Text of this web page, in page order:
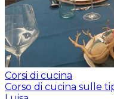
Corsi di cucina
Corso di cucina sulle